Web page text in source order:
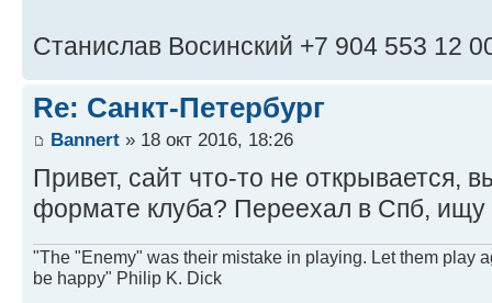
Станислав Восинский +7 904 553 12
Re: Санкт-Петербург
Bannert » 18 окт 2016, 18:26
Привет, сайт что-то не открывается,
формате клуба? Переехал в Спб, ищу
"The "Enemy" was their mistake in playing. Let them play
be happy" Philip K. Dick